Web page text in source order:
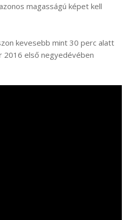
magasságú képet kell
kevesebb mint 30 perc alatt
első negyedévében